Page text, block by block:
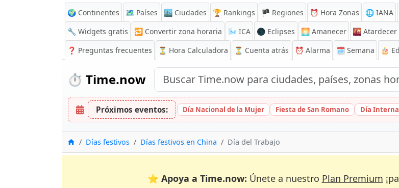
🌍 Continentes 🗺️ Países 🏙️ Ciudades 🏆 Rankings 🏴 Regiones ⏰ Hora Zonas 🌐 IANA
🔧 Widgets gratis
🔁 Convertir zona horaria 🌬️ ICA 🌑 Eclipses 🌅 Amanecer 🌇 Atardecer
❓ Preguntas frecuentes ⏳ Hora Calculadora ⏳ Cuenta atrás ⏰ Alarma 🗓️ Semana 🎂
⏱️ Time.now
Próximos eventos: Día Nacional de la Mujer Fiesta de San Romano Día
InicioDías festivos Días festivos en China Día del Trabajo
⭐ Apoya a Time.now: Únete a nuestro Plan Premium